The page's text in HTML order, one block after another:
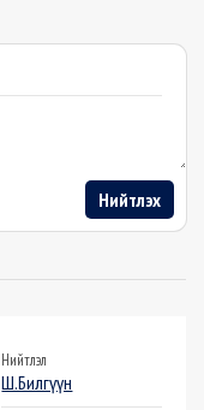
Нийтлэх
Нийтлэл
Ш.Билгүүн